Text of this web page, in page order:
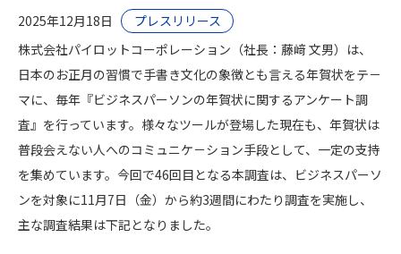
2025年12月18日
プレスリリース
株式会社パイロットコーポレーション（社長：藤﨑 文男）は、
日本のお正月の習慣で手書き文化の象徴とも言える年賀状をテ－
マに、毎年『ビジネスパーソンの年賀状に関するアンケート調
査』を行っています。様々なツールが登場した現在も、年賀状は
普段会えない人へのコミュニケ－ション手段として、一定の支持
を集めています。今回で46回目となる本調査は、ビジネスパーソ
ンを対象に11月7日（金）から約3週間にわたり調査を実施し、
主な調査結果は下記となりました。